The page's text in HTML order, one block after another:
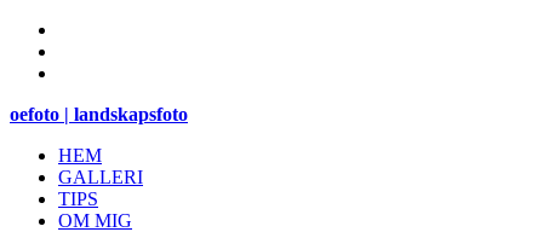
oefoto | landskapsfoto
HEM
GALLERI
TIPS
OM MIG